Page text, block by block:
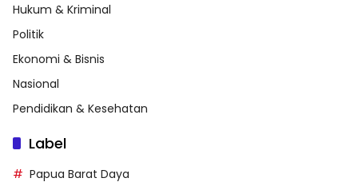
Hukum & Kriminal
Politik
Ekonomi & Bisnis
Nasional
Pendidikan & Kesehatan
Label
Papua Barat Daya